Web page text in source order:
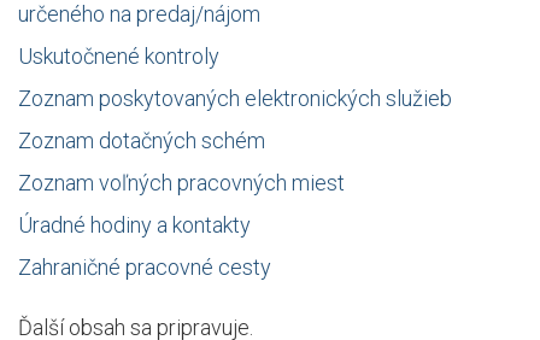
určeného na predaj/nájom
Uskutočnené kontroly
Zoznam poskytovaných elektronických služieb
Zoznam dotačných schém
Zoznam voľných pracovných miest
Úradné hodiny a kontakty
Zahraničné pracovné cesty
Ďalší obsah sa pripravuje.